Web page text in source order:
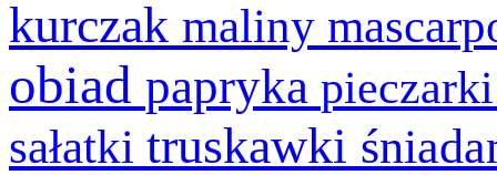
kurczak maliny
obiad papryka
sałatki truskawki